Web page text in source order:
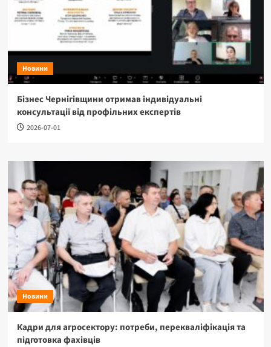
Новини
Бізнес Чернігівщини отримав індивідуальні
консультації від профільних експертів
2026-07-01
Новини
Кадри для агросектору: потреби, перекваліфікація та
підготовка фахівців